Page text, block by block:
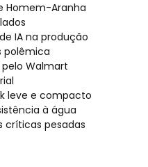
Homem-Aranha
IA na produção
polêmica
Walmart
leve e compacto
à água
críticas pesadas